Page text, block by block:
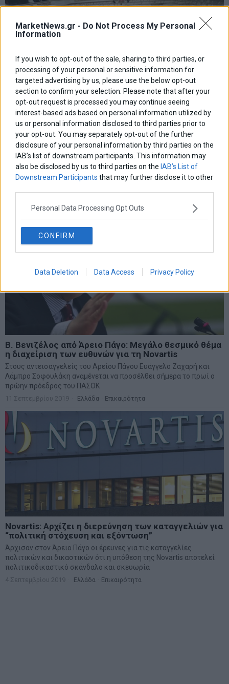
MarketNews.gr - Do Not Process My Personal
Information
If you wish to opt-out of the sale, sharing to third parties, or
processing of your personal or sensitive information for
targeted advertising by us, please use the below opt-out
section to confirm your selection. Please note that after your
opt-out request is processed you may continue seeing
interest-based ads based on personal information utilized by
us or personal information disclosed to third parties prior to
your opt-out. You may separately opt-out of the further
disclosure of your personal information by third parties on the
IAB’s list of downstream participants. This information may
also be disclosed by us to third parties on the IAB’s List of
Downstream Participants that may further disclose it to other
Personal Data Processing Opt Outs
CONFIRM
Data Deletion Data Access Privacy Policy
Κατατέθηκε η πρόταση της ΝΔ για Προανακριτική
κατά του Παπαγγελόπουλου
Σήμερα, κατά τα φαινόμενα, θα κατατεθεί στη Βουλή το αίτημα της
ΝΔ για σύσταση Προκαταρκτικής Επιτροπής για τον Δημήτρη
Παπαγγελόπουλο
Β. Βενιζέλος από Άρειο Πάγο: Μεγάλο θεσμικό θέμα
η διαχείριση των ευθυνών για τη Novartis
Στους αντεισαγγελείς του Αρείου Πάγου Ευάγγελο Ζαχαρή και
Λάμπρο Σοφουλάκη αναμένεται να προσέλθει σήμερα το πρωί ο
πρώην πρόεδρος του ΠΑΣΟΚ
11 Σεπτεμβρίου 2019 Ελλάδα Επικαιρότητα
Novartis: Αρχίζει η διερεύνηση των καταγγελιών για
“πολιτική στόχευση και εξόντωση”
Άρχισαν στον Άρειο Πάγο οι έρευνες για τις καταγγελίες
πολιτικών και δικαστικών ότι η υπόθεση της Novartis αποτελεί
πολιτικοδικαστικό σκάνδαλο και σκευωρία
4 Σεπτεμβρίου 2019 Ελλάδα Επικαιρότητα